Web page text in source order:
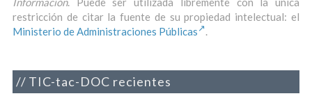
restricción de citar la fuente de su propiedad intelectual: el
Ministerio de Administraciones Públicas
.
TIC-tac-DOC recientes